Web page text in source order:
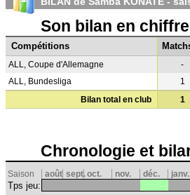
Son bilan en
Compétitions
ALL, Coupe d'Allemagne -
ALL, Bundesliga
1
Bilan total en club
1
Chronologie et
Saison août sept.oct. nov. déc. janv.
Tps jeu: